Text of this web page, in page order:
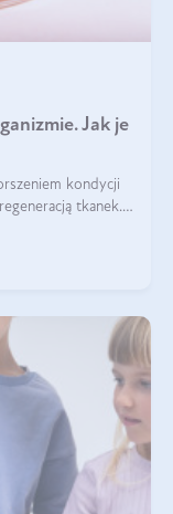
Jak je
kondycji
tkanek.